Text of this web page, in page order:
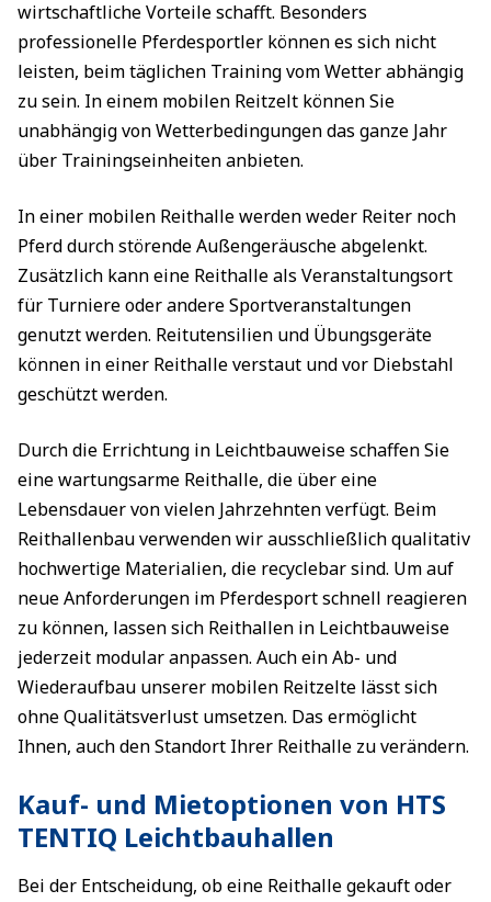
wirtschaftliche Vorteile schafft. Besonders
professionelle Pferdesportler können es sich nicht
leisten, beim täglichen Training vom Wetter abhängig
zu sein. In einem mobilen Reitzelt können Sie
unabhängig von Wetterbedingungen das ganze Jahr
über Trainingseinheiten anbieten.
In einer mobilen Reithalle werden weder Reiter noch
Pferd durch störende Außengeräusche abgelenkt.
Zusätzlich kann eine Reithalle als Veranstaltungsort
für Turniere oder andere Sportveranstaltungen
genutzt werden. Reitutensilien und Übungsgeräte
können in einer Reithalle verstaut und vor Diebstahl
geschützt werden.
Durch die Errichtung in Leichtbauweise schaffen Sie
eine wartungsarme Reithalle, die über eine
Lebensdauer von vielen Jahrzehnten verfügt. Beim
Reithallenbau verwenden wir ausschließlich qualitativ
hochwertige Materialien, die recyclebar sind. Um auf
neue Anforderungen im Pferdesport schnell reagieren
zu können, lassen sich Reithallen in Leichtbauweise
jederzeit modular anpassen. Auch ein Ab- und
Wiederaufbau unserer mobilen Reitzelte lässt sich
ohne Qualitätsverlust umsetzen. Das ermöglicht
Ihnen, auch den Standort Ihrer Reithalle zu verändern.
Kauf- und Mietoptionen von HTS
TENTIQ Leichtbauhallen
Bei der Entscheidung, ob eine Reithalle gekauft oder